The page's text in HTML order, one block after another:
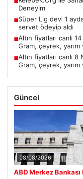
Deneyimi
■Süper Lig devi 1
servet ödeyip aldı
■Altın fiyatları canlı
Gram, çeyrek, yarım
■Altın fiyatları canlı
Gram, çeyrek, yarım
Güncel
08/08/2026
ABD Merkez